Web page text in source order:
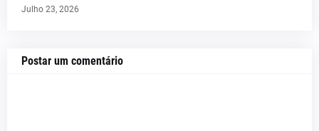
Julho 23, 2026
Postar um comentário